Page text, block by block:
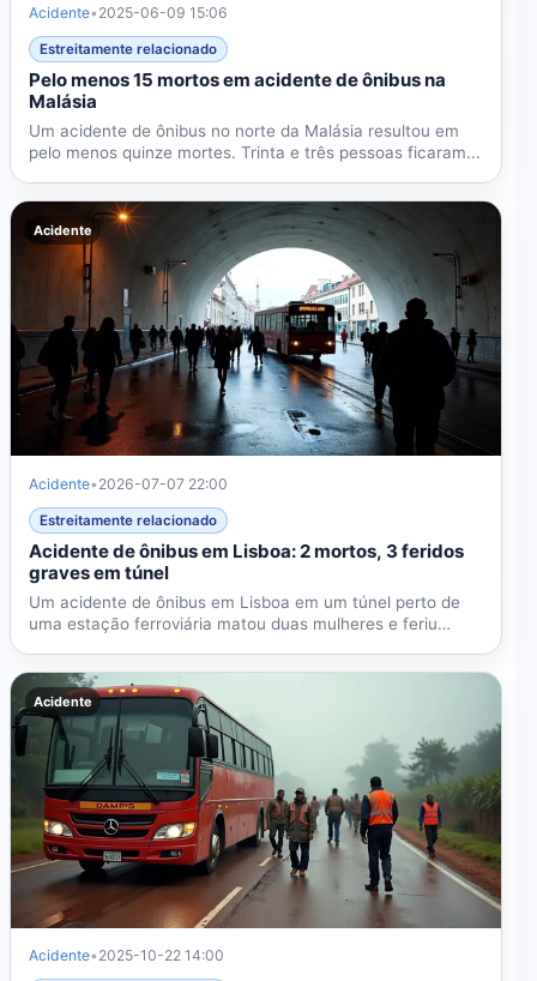
Acidente• 2025-06-09 15:06
Estreitamente relacionado
Pelo menos 15 mortos em acidente de ônibus na
Malásia
Um acidente de ônibus no norte da Malásia resultou em
pelo menos quinze mortes. Trinta e três pessoas ficaram...
Acidente
Acidente• 2026-07-07 22:00
Estreitamente relacionado
Acidente de ônibus em Lisboa: 2 mortos, 3 feridos
graves em túnel
Um acidente de ônibus em Lisboa em um túnel perto de
uma estação ferroviária matou duas mulheres e feriu
Acidente
Acidente• 2025-10-22 14:00